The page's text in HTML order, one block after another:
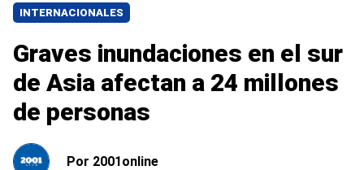
INTERNACIONALES
Graves inundaciones en el sur
de Asia afectan a 24 millones
de personas
Por 2001online